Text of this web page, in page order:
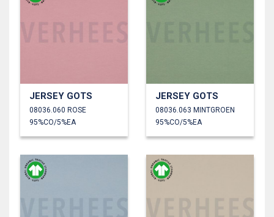
JERSEY GOTS
08036.060 ROSE
95%CO/5%EA
JERSEY GOTS
08036.063 MINTGROEN
95%CO/5%EA